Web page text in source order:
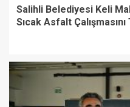
Salihli Belediyesi Keli
Sıcak Asfalt Çalışmasını